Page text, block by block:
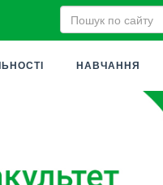
НАВЧАННЯ